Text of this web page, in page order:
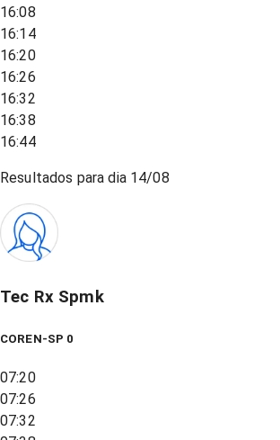
16:08
16:14
16:20
16:26
16:32
16:38
16:44
Resultados para dia 14/08
Tec Rx Spmk
COREN-SP 0
07:20
07:26
07:32